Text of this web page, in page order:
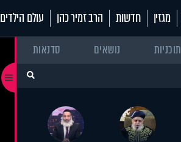
מגזין חדשות הרב זמיר כהן עולם הילדים
תוכניות נושאים סדנאות